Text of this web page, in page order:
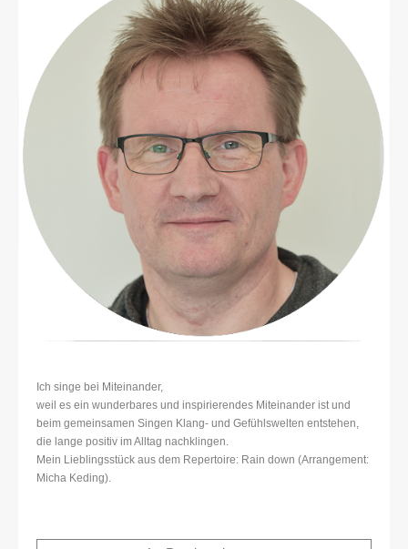
Ich singe bei Miteinander,
weil es ein wunderbares und inspirierendes Miteinander ist und
beim gemeinsamen Singen Klang- und Gefühlswelten entstehen,
die lange positiv im Alltag nachklingen.
Mein Lieblingsstück aus dem Repertoire: Rain down (Arrangement:
Micha Keding).